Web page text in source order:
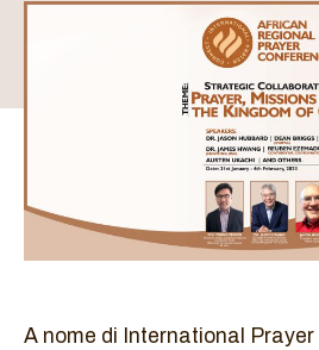
A nome di International Prayer